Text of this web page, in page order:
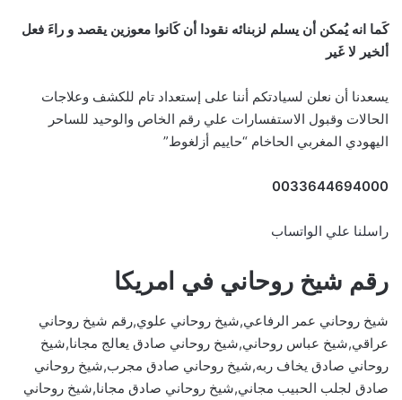
كَما انه يُمكن أن يسلم لزبنائه نقودا أن كَانوا معوزين يقصد و راءَ فعل
ألخير لا غَير
يسعدنا أن نعلن لسيادتكم أننا على إستعداد تام للكشف وعلاجات
الحالات وقبول الاستفسارات علي رقم الخاص والوحيد للساحر
اليهودي المغربي الحاخام “حاييم أزلغوط”
0033644694000
راسلنا علي الواتساب
رقم شيخ روحاني في امريكا
شيخ روحاني عمر الرفاعي,شيخ روحاني علوي,رقم شيخ روحاني
عراقي,شيخ عباس روحاني,شيخ روحاني صادق يعالج مجانا,شيخ
روحاني صادق يخاف ربه,شيخ روحاني صادق مجرب,شيخ روحاني
صادق لجلب الحبيب مجاني,شيخ روحاني صادق مجانا,شيخ روحاني